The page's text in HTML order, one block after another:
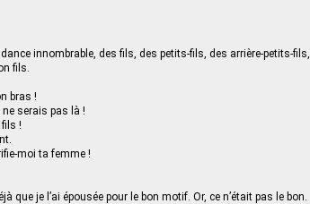
innombrable, des fils, des petits-fils, des arrière-petits-fils,
fils.
bras !
ne serais pas là !
fils !
moi ta femme !
que je l’ai épousée pour le bon motif. Or, ce n’était pas le bon.